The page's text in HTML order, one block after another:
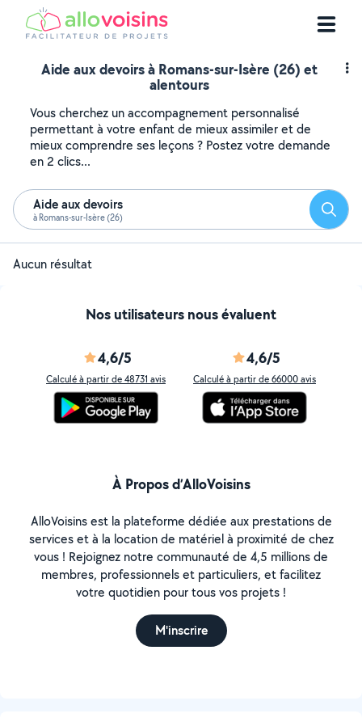
Aide aux devoirs à Romans-sur-Isère (26) et
alentours
Vous cherchez un accompagnement personnalisé
permettant à votre enfant de mieux assimiler et de
mieux comprendre ses leçons ? Postez votre demande
en 2 clics...
Aide aux devoirs
à Romans-sur-Isère (26)
Aucun résultat
Nos utilisateurs nous évaluent
4,6/5
Calculé à partir de 48731 avis
4,6/5
Calculé à partir de 66000 avis
À Propos d’AlloVoisins
AlloVoisins est la plateforme dédiée aux prestations de
services et à la location de matériel à proximité de chez
vous ! Rejoignez notre communauté de 4,5 millions de
membres, professionnels et particuliers, et facilitez
votre quotidien pour tous vos projets !
M'inscrire